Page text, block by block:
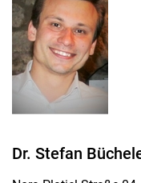
Dr. Stefan